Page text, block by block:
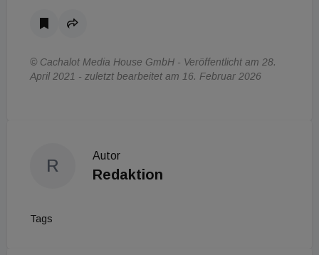
© Cachalot Media House GmbH - Veröffentlicht am 28.
April 2021 - zuletzt bearbeitet am 16. Februar 2026
R
Autor
Redaktion
Tags